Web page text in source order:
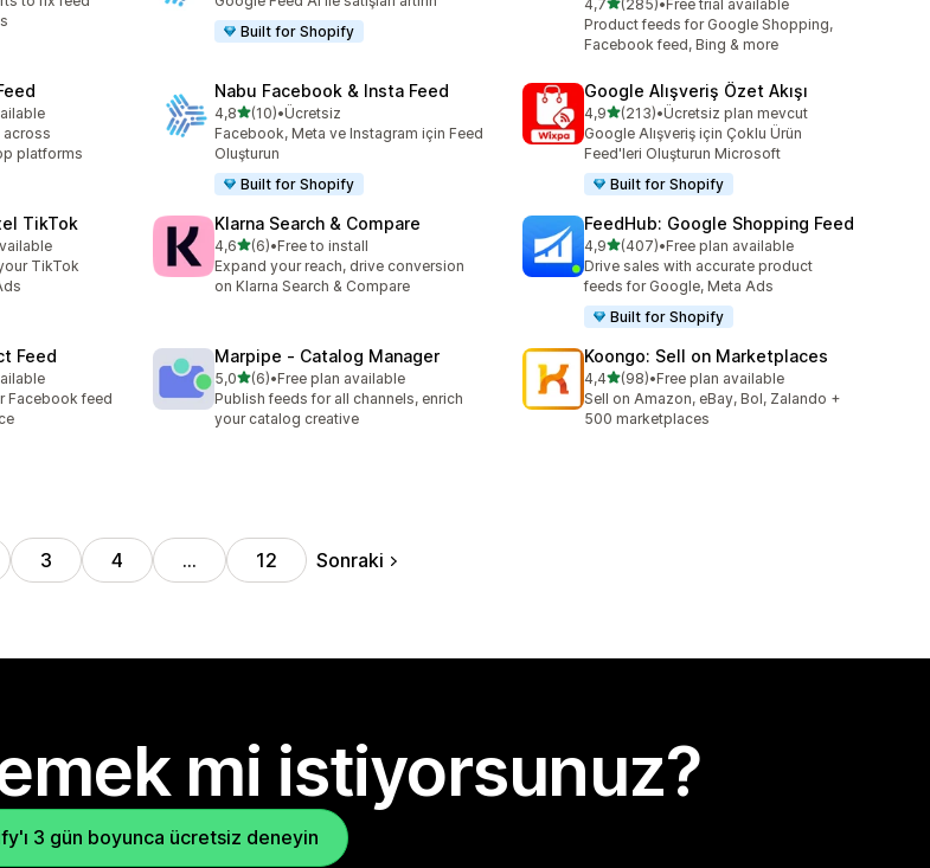
Built for Shopify
4,7 (285)
toplam 285 değerlendirme
•Free trial available
Product feeds for Google Shopping,
Facebook feed, Bing & more
platforms
Nabu Facebook & Insta Feed
4,85 yıldız üzerinden
(10)
toplam 10 değerlendirme
•Ücretsiz
Facebook, Meta ve Instagram için Feed
Oluşturun
Built for Shopify
Google Alışveriş Özet Akışı
4,95 yıldız üzerinden
(213)
toplam 213 değerlendirme
•Ücretsiz plan mevcut
Google Alışveriş için Çoklu Ürün
Feed'leri Oluşturun Microsoft
Built for Shopify
TikTok
TikTok
Klarna Search & Compare
4,65 yıldız üzerinden
(6)
toplam 6 değerlendirme
•Free to install
Expand your reach, drive conversion
on Klarna Search & Compare
FeedHub: Google Shopping Feed
4,95 yıldız üzerinden
(407)
toplam 407 değerlendirme
•Free plan available
Drive sales with accurate product
feeds for Google, Meta Ads
Built for Shopify
Feed
Facebook feed
Marpipe ‑ Catalog Manager
5,05 yıldız üzerinden
(6)
toplam 6 değerlendirme
•Free plan available
Publish feeds for all channels, enrich
your catalog creative
Koongo: Sell on Marketplaces
4,45 yıldız üzerinden
(98)
toplam 98 değerlendirme
•Free plan available
Sell on Amazon, eBay, Bol, Zalando +
500 marketplaces
3 4 … 12 Sonraki
mi istiyorsunuz?
3 gün boyunca ücretsiz deneyin